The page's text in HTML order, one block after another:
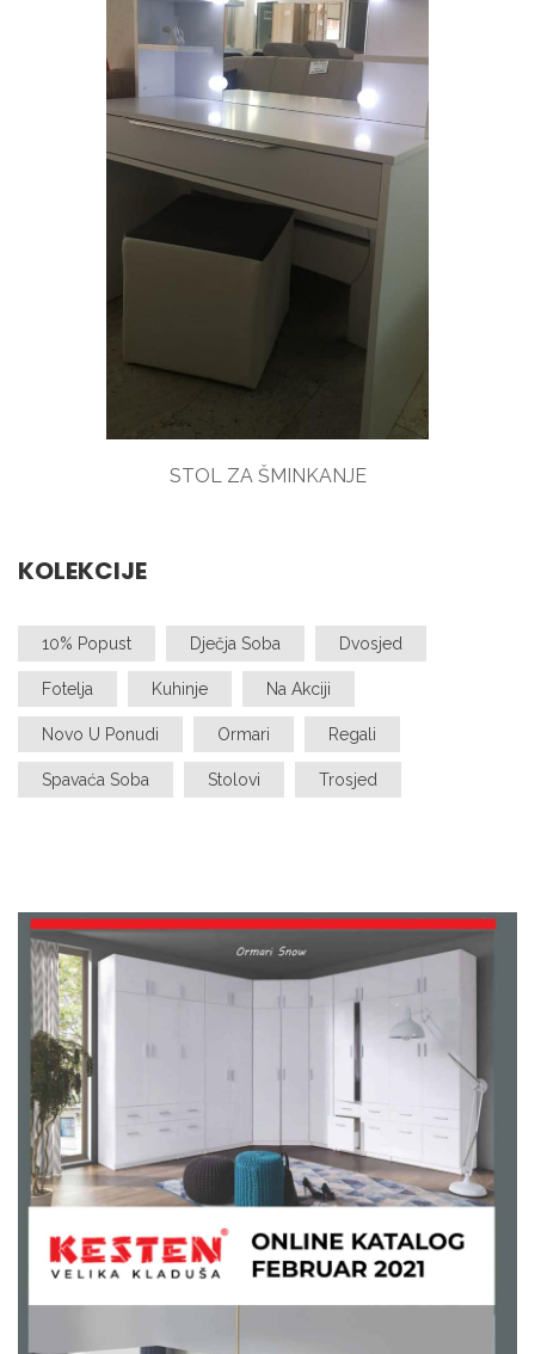
STOL ZA ŠMINKANJE
KOLEKCIJE
10% Popust Dječja Soba Dvosjed
Fotelja Kuhinje Na Akciji
Novo U Ponudi Ormari Regali
Spavaća Soba Stolovi Trosjed